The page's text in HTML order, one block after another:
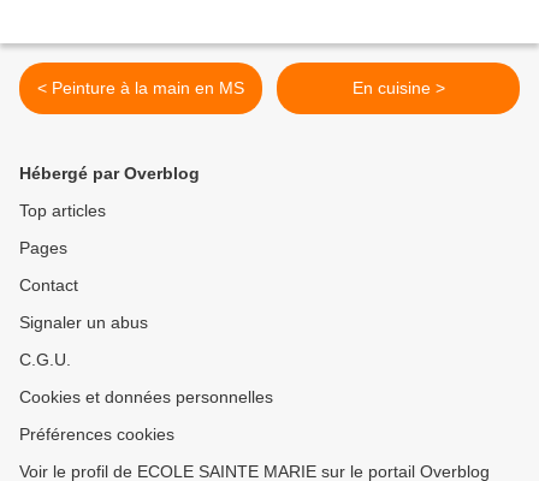
< Peinture à la main en MS En cuisine >
Hébergé par Overblog
Top articles
Pages
Contact
Signaler un abus
C.G.U.
Cookies et données personnelles
Préférences cookies
Voir le profil de ECOLE SAINTE MARIE sur le portail Overblog